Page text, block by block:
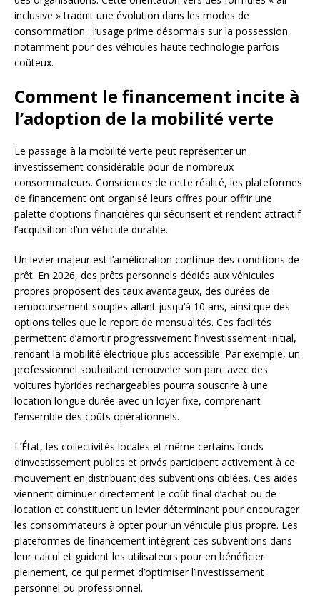
inclusive » traduit une évolution dans les modes de
consommation : l’usage prime désormais sur la possession,
notamment pour des véhicules haute technologie parfois
coûteux.
Comment le financement incite à
l’adoption de la mobilité verte
Le passage à la mobilité verte peut représenter un
investissement considérable pour de nombreux
consommateurs. Conscientes de cette réalité, les plateformes
de financement ont organisé leurs offres pour offrir une
palette d’options financières qui sécurisent et rendent attractif
l’acquisition d’un véhicule durable.
Un levier majeur est l’amélioration continue des conditions de
prêt. En 2026, des prêts personnels dédiés aux véhicules
propres proposent des taux avantageux, des durées de
remboursement souples allant jusqu’à 10 ans, ainsi que des
options telles que le report de mensualités. Ces facilités
permettent d’amortir progressivement l’investissement initial,
rendant la mobilité électrique plus accessible. Par exemple, un
professionnel souhaitant renouveler son parc avec des
voitures hybrides rechargeables pourra souscrire à une
location longue durée avec un loyer fixe, comprenant
l’ensemble des coûts opérationnels.
L’État, les collectivités locales et même certains fonds
d’investissement publics et privés participent activement à ce
mouvement en distribuant des subventions ciblées. Ces aides
viennent diminuer directement le coût final d’achat ou de
location et constituent un levier déterminant pour encourager
les consommateurs à opter pour un véhicule plus propre. Les
plateformes de financement intègrent ces subventions dans
leur calcul et guident les utilisateurs pour en bénéficier
pleinement, ce qui permet d’optimiser l’investissement
personnel ou professionnel.